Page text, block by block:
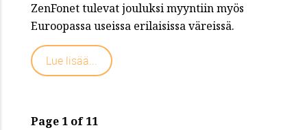
ZenFonet tulevat jouluksi myyntiin myös
Euroopassa useissa erilaisissa väreissä.
Lue lisää...
Page 1 of 11